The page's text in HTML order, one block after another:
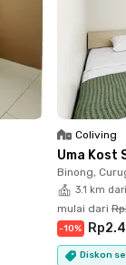
Coliving
Uma Kost
Binong,
3.1 km
mulai dari
-10%
Diskon